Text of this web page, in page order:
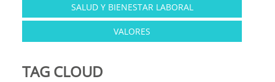
SALUD Y BIENESTAR LABORAL
VALORES
TAG CLOUD